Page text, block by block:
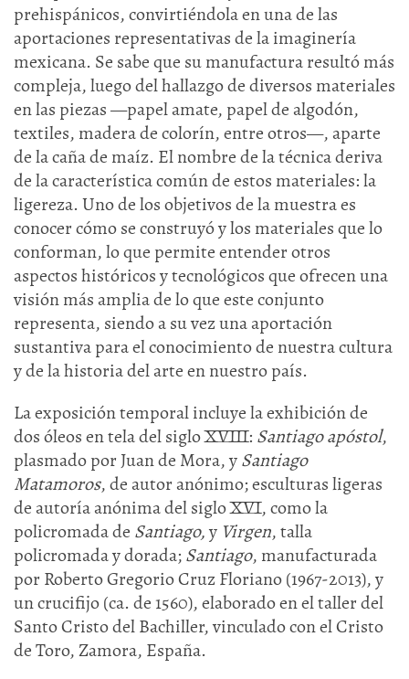
prehispánicos, convirtiéndola en una de las
aportaciones representativas de la imaginería
mexicana. Se sabe que su manufactura resultó más
compleja, luego del hallazgo de diversos materiales
en las piezas —papel amate, papel de algodón,
textiles, madera de colorín, entre otros—, aparte
de la caña de maíz. El nombre de la técnica deriva
de la característica común de estos materiales: la
ligereza. Uno de los objetivos de la muestra es
conocer cómo se construyó y los materiales que lo
conforman, lo que permite entender otros
aspectos históricos y tecnológicos que ofrecen una
visión más amplia de lo que este conjunto
representa, siendo a su vez una aportación
sustantiva para el conocimiento de nuestra cultura
y de la historia del arte en nuestro país.
La exposición temporal incluye la exhibición de
dos óleos en tela del siglo XVIII: Santiago apóstol,
plasmado por Juan de Mora, ySantiago
Matamoros, de autor anónimo; esculturas ligeras
de autoría anónima del siglo XVI, como la
policromada de Santiago,y Virgen, talla
policromada y dorada;Santiago, manufacturada
por Roberto Gregorio Cruz Floriano (1967-2013), y
un crucifijo (ca. de 1560), elaborado en el taller del
Santo Cristo del Bachiller, vinculado con el Cristo
de Toro, Zamora, España.